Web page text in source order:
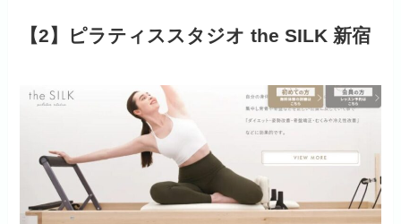
【2】ピラティススタジオ the SILK 新宿